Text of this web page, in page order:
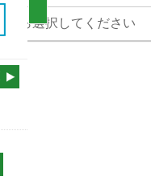
から選択してください